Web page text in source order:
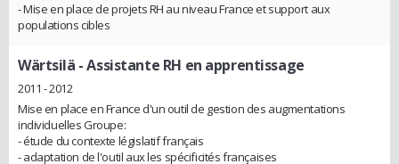
- Mise en place de projets RH au niveau France et support aux
populations cibles
Wärtsilä - Assistante RH en apprentissage
2011 - 2012
Mise en place en France d'un outil de gestion des augmentations
individuelles Groupe:
- étude du contexte législatif français
- adaptation de l'outil aux les spécificités françaises